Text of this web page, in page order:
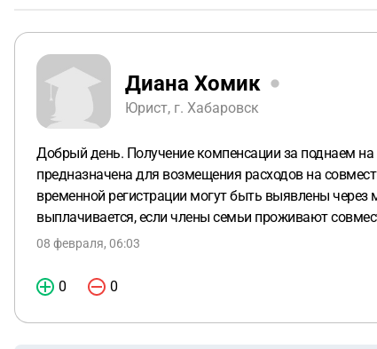
Диана Хомик
Юрист, г. Хабаровск
Добрый день. Получение компенсации за поднаем
предназначена для возмещения расходов на
временной регистрации могут быть выявлены
выплачивается, если члены семьи проживают
08 февраля, 06:03
0 0